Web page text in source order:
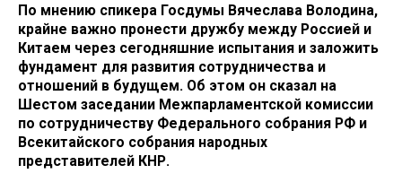
По мнению спикера Госдумы Вячеслава Володина,
крайне важно пронести дружбу между Россией и
Китаем через сегодняшние испытания и заложить
фундамент для развития сотрудничества и
отношений в будущем. Об этом он сказал на
Шестом заседании Межпарламентской комиссии
по сотрудничеству Федерального собрания РФ и
Всекитайского собрания народных
представителей КНР.